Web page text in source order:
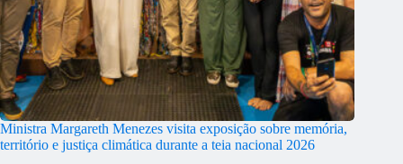
Ministra Margareth Menezes visita exposição sobre memória,
território e justiça climática durante a teia nacional 2026